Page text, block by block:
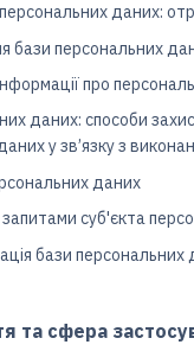
даних:
бази персональних
про
даних: способи
у зв’язку з
даних
суб'єкта
бази персональних
та сфера